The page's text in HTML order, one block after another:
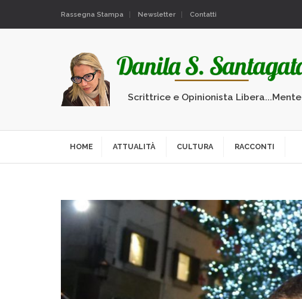
Rassegna Stampa Newsletter Contatti
Scrittrice e Opinionista Libera...Mente
HOME ATTUALITÀ CULTURA RACCONTI